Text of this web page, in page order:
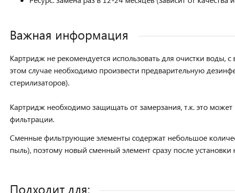
Важная информация
Картридж не рекомендуется использовать для очистки
этом случае необходимо произвести предварительную
стерилизаторов).
Картридж необходимо защищать от замерзания, т.к. это
фильтрации.
Сменные фильтрующие элементы содержат небольшое
пыль), поэтому новый сменный элемент сразу после
Подходит для: